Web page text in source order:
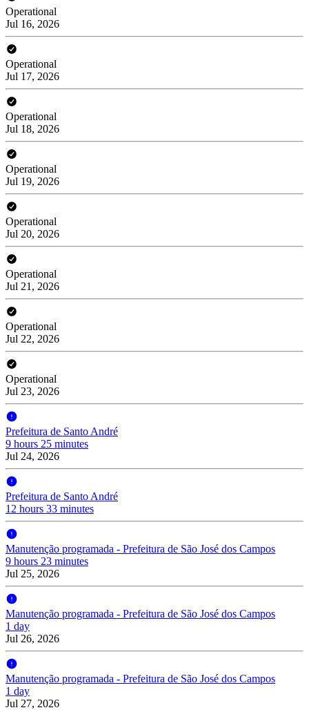
Operational
Jul 16, 2026
Operational
Jul 17, 2026
Operational
Jul 18, 2026
Operational
Jul 19, 2026
Operational
Jul 20, 2026
Operational
Jul 21, 2026
Operational
Jul 22, 2026
Operational
Jul 23, 2026
Prefeitura de Santo André
9 hours 25 minutes
Jul 24, 2026
Prefeitura de Santo André
12 hours 33 minutes
Manutenção programada - Prefeitura de São José dos Campos
9 hours 23 minutes
Jul 25, 2026
Manutenção programada - Prefeitura de São José dos Campos
1 day
Jul 26, 2026
Manutenção programada - Prefeitura de São José dos Campos
1 day
Jul 27, 2026